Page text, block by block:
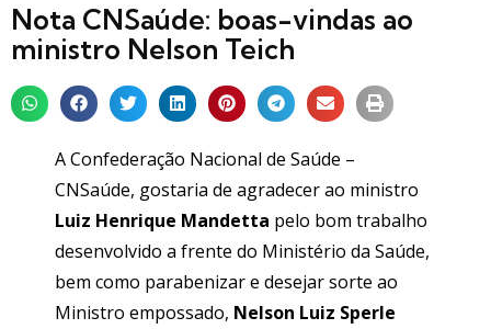
Nota CNSaúde: boas-vindas ao
ministro Nelson Teich
A Confederação Nacional de Saúde –
CNSaúde, gostaria de agradecer ao ministro
Luiz Henrique Mandetta pelo bom trabalho
desenvolvido a frente do Ministério da Saúde,
bem como parabenizar e desejar sorte ao
Ministro empossado, Nelson Luiz Sperle